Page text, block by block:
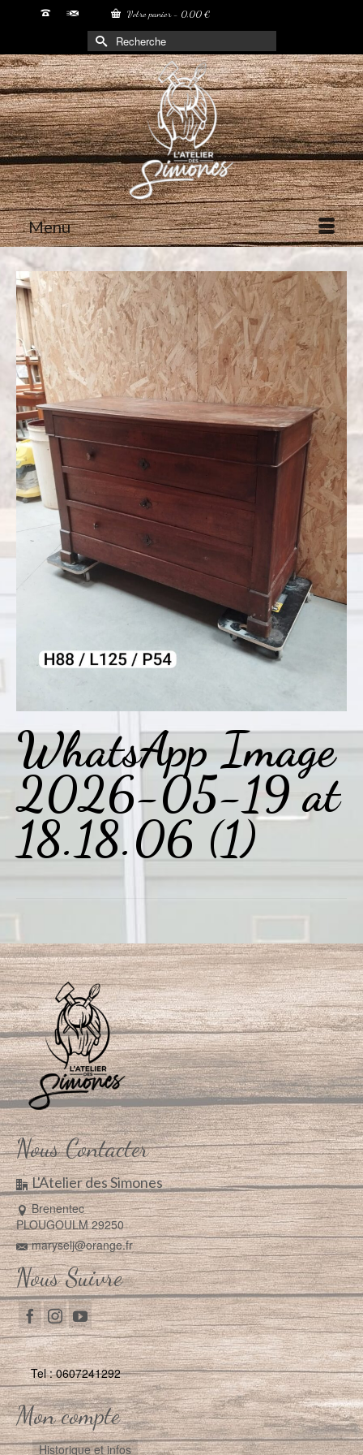
Votre panier- 0,00 €
Rechercher :
Menu
WhatsApp Image
2026-05-19 at
18.18.06 (1)
Nous Contacter
L'Atelier des Simones
Brenentec
PLOUGOULM 29250
maryselj@orange.fr
Nous Suivre
Tel : 0607241292
Mon compte
Historique et infos